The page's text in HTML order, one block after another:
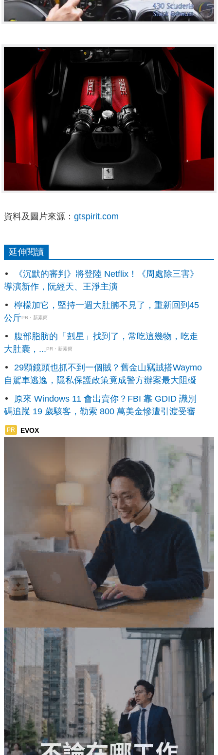
資料及圖片來源： gtspirit.com
延伸閱讀
《沉默的審判》將登陸 Netflix！《周處除三害》
導演新作，阮經天、王淨主演
檸檬加它，堅持一週大肚腩不見了，重新回到45
公斤PR・新素簡
腹部脂肪的「剋星」找到了，常吃這幾物，吃走
大肚囊，...PR・新素簡
29顆鏡頭也抓不到一個賊？舊金山竊賊搭Waymo
自駕車逃逸，隱私保護政策竟成警方辦案最大阻礙
原來 Windows 11 會出賣你？FBI 靠 GDID 識別
碼追蹤 19 歲駭客，勒索 800 萬美金慘遭引渡受審
PR EVOX